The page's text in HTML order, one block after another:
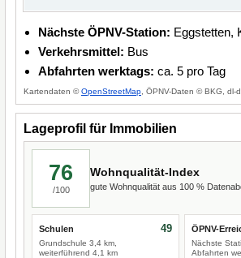
Nächste ÖPNV-Station: Eggstetten,
Verkehrsmittel: Bus
Abfahrten werktags: ca. 5 pro Tag
Kartendaten ©OpenStreetMap , ÖPNV-Daten © BKG, dl-
Lageprofil für Immobilien
76
/100
Wohnqualität-Index
gute Wohnqualität aus 100 %
Schulen
Grundschule 3,4 km,
weiterführend 4,1 km
49 ÖPNV-
Nächste
Abfahrten